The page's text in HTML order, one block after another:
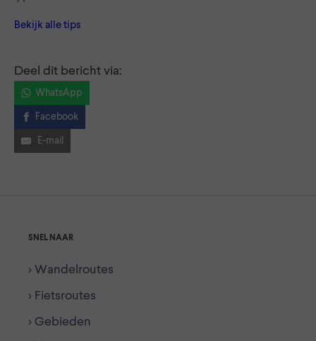
Bekijk alle tips
Deel dit bericht via:
WhatsApp
Facebook
E-mail
SNEL NAAR
> Wandelroutes
> Fietsroutes
> Gebieden